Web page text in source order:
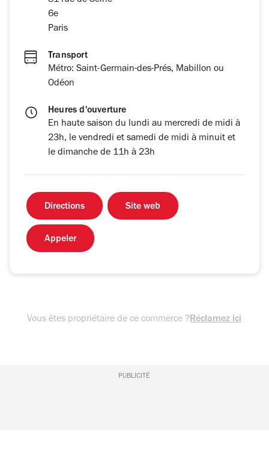
6e
Paris
Transport
Métro: Saint-Germain-des-Prés, Mabillon ou
Odéon
Heures d'ouverture
En haute saison du lundi au mercredi de midi à
23h, le vendredi et samedi de midi à minuit et
le dimanche de 11h à 23h
Directions Site web
Appeler
Vous êtes propriétaire de ce commerce ?Réclamez ici
PUBLICITÉ